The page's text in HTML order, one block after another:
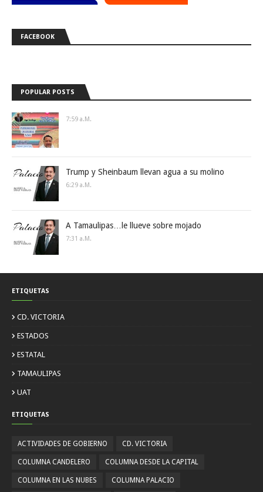
FACEBOOK
POPULAR POSTS
7:59 A.m.
Trump y Sheinbaum llevan agua a su molino
6:29 A.m.
A Tamaulipas…le llueve sobre mojado
7:31 A.m.
ETIQUETAS
CD. VICTORIA
ESTADOS
ESTATAL
TAMAULIPAS
UAT
ETIQUETAS
ACTIVIDADES DE GOBIERNO CD. VICTORIA
COLUMNA CANDELERO COLUMNA DESDE LA CAPITAL
COLUMNA EN LAS NUBES COLUMNA PALACIO